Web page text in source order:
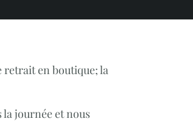
retrait en boutique; la
journée et nous